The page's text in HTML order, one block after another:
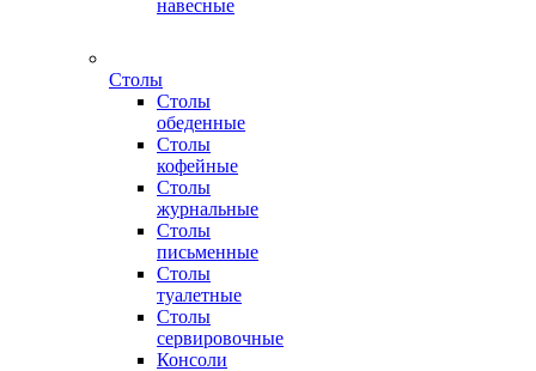
навесные
Столы
Столы
обеденные
Столы
кофейные
Столы
журнальные
Столы
письменные
Столы
туалетные
Столы
сервировочные
Консоли